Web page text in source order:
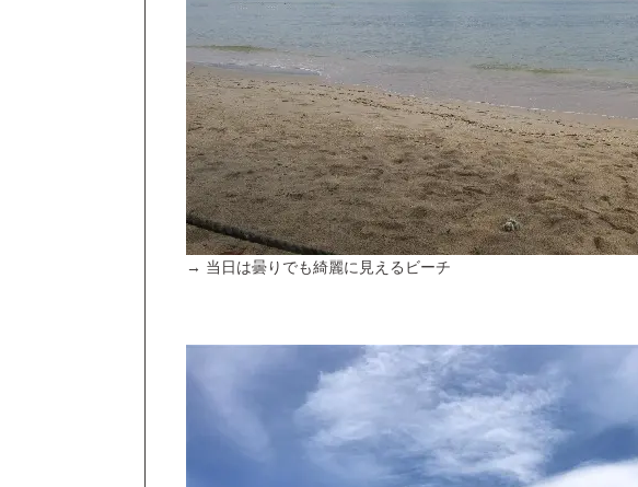
→ 当日は曇りでも綺麗に見えるビーチ